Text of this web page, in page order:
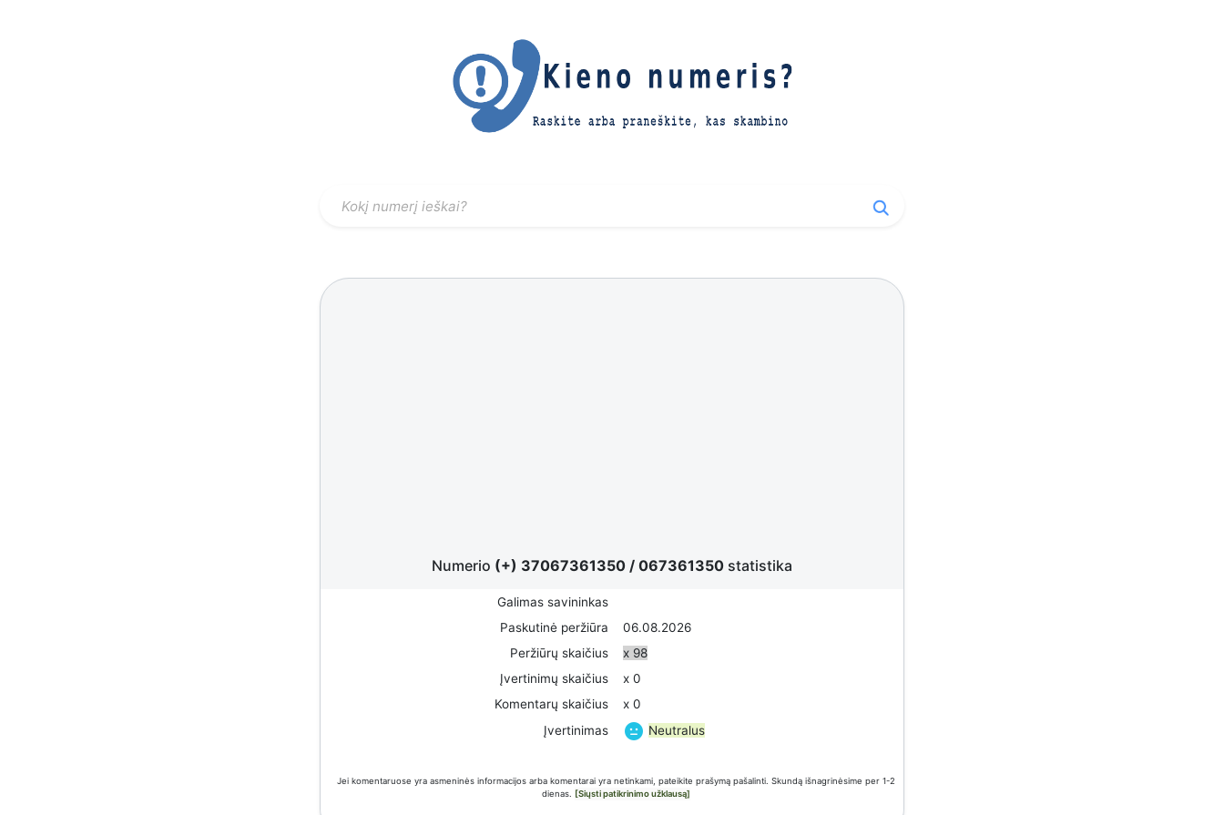
Numerio (+) 37067361350 / 067361350 statistika
Galimas savininkas
Paskutinė peržiūra
06.08.2026
Peržiūrų skaičius
x 98
Įvertinimų skaičius
x 0
Komentarų skaičius
x 0
Įvertinimas
Neutralus
Jei komentaruose yra asmeninės informacijos arba komentarai yra netinkami, pateikite prašymą pašalinti. Skundą išnagrinėsime per 1-2
dienas.
[Siųsti patikrinimo užklausą]